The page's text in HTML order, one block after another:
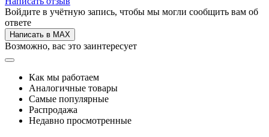
Войдите в учётную запись, чтобы мы могли сообщить вам об
ответе
Написать в MAX
Возможно, вас это заинтересует
Как мы работаем
Аналогичные товары
Самые популярные
Распродажа
Недавно просмотренные